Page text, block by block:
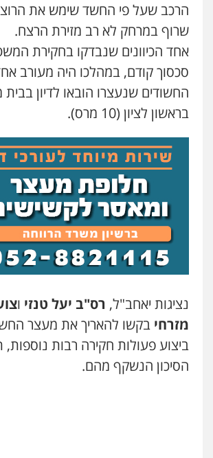
סלימאן אבו שעירה –
פלילי בטחוני צבאי נזיקין
0547780927
עו"ד אסף גונן
פלילי פשע חמור
וחקירות
0542255161
גל דהן – משרד עורך דין
פלילי פשיעה חמורה סמים
וחקירות
0544723840
עו"ד ראוף נג'אר
פלילי עורכי דין לענייני אסירים
סמים רכוש
דוד אפרים משרד עורכי דין
פלילי צווארון לבן מס הכנסה
0506209859
הרכב שעל פי החשד שימש את
שרוף במרחק לא רב מזירת הרצח.
אחד הכיוונים שנבדקו בחקירת
סכסוך קודם, במהלכו היה מעורב
החשודים שנעצרו הובאו לדיון
בראשון לציון (10 מרס).
נציגות יאחב"ל, רס"ב יעל טנזי ו
מזרחי בקשו להאריך את מעצר
ביצוע פעולות חקירה רבות
הסיכון הנשקף מהם.